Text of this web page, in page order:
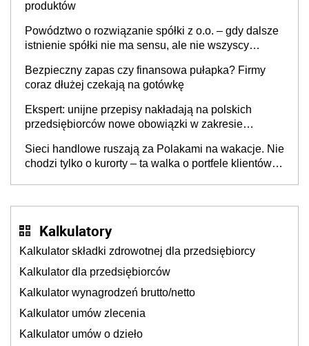
produktów
Powództwo o rozwiązanie spółki z o.o. – gdy dalsze
istnienie spółki nie ma sensu, ale nie wszyscy
Bezpieczny zapas czy finansowa pułapka? Firmy
coraz dłużej czekają na gotówkę
Ekspert: unijne przepisy nakładają na polskich
przedsiębiorców nowe obowiązki w zakresie
Sieci handlowe ruszają za Polakami na wakacje. Nie
chodzi tylko o kurorty – ta walka o portfele klientów
Kalkulatory
Kalkulator składki zdrowotnej dla przedsiębiorcy
Kalkulator dla przedsiębiorców
Kalkulator wynagrodzeń brutto/netto
Kalkulator umów zlecenia
Kalkulator umów o dzieło